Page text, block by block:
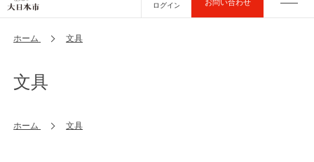
ホーム 文具
文具
ホーム 文具